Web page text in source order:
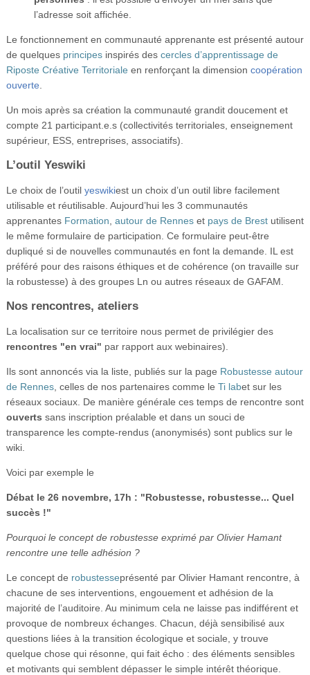
l’adresse soit affichée.
Le fonctionnement en communauté apprenante est présenté autour
de quelques principesinspirés des cercles d’apprentissage de
Riposte Créative Territoriale en renforçant la dimension coopération
ouverte
Un mois après sa création la communauté grandit doucement et
compte 21 participant.e.s (collectivités territoriales, enseignement
supérieur, ESS, entreprises, associatifs).
L’outil Yeswiki
Le choix de l’outil yeswikiest un choix d’un outil libre facilement
utilisable et réutilisable. Aujourd’hui les 3 communautés
apprenantes Formation autour de Renneset pays de Brestutilisent
le même formulaire de participation. Ce formulaire peut-être
dupliqué si de nouvelles communautés en font la demande. IL est
préféré pour des raisons éthiques et de cohérence (on travaille sur
la robustesse) à des groupes Ln ou autres réseaux de GAFAM.
Nos rencontres, ateliers
La localisation sur ce territoire nous permet de privilégier des
rencontres "en vrai" par rapport aux webinaires).
Ils sont annoncés via la liste, publiés sur la page Robustesse autour
de Rennes, celles de nos partenaires comme le Ti labet sur les
réseaux sociaux. De manière générale ces temps de rencontre sont
ouverts sans inscription préalable et dans un souci de
transparence les compte-rendus (anonymisés) sont publics sur le
wiki.
Voici par exemple le
Débat le 26 novembre, 17h : "Robustesse, robustesse... Quel
succès !"
Pourquoi le concept de robustesse exprimé par Olivier Hamant
rencontre une telle adhésion ?
Le concept de robustesseprésenté par Olivier Hamant rencontre, à
chacune de ses interventions, engouement et adhésion de la
majorité de l’auditoire. Au minimum cela ne laisse pas indifférent et
provoque de nombreux échanges. Chacun, déjà sensibilisé aux
questions liées à la transition écologique et sociale, y trouve
quelque chose qui résonne, qui fait écho : des éléments sensibles
et motivants qui semblent dépasser le simple intérêt théorique.